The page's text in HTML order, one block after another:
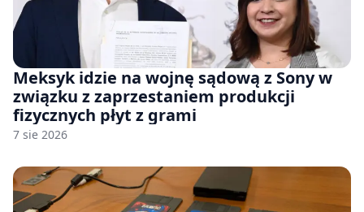
Meksyk idzie na wojnę sądową z Sony w
związku z zaprzestaniem produkcji
fizycznych płyt z grami
7 sie 2026